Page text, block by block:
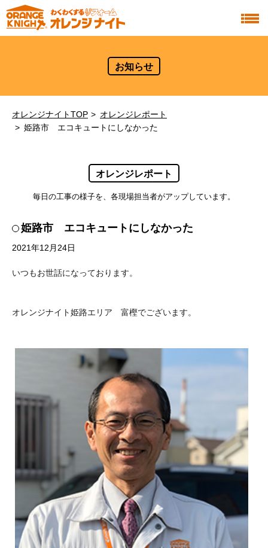
お知らせ
オレンジナイトTOP
オレンジレポート
姫路市 エコキュートにしなかった
オレンジレポート
毎日の工事の様子を、各現場担当者がアップしています。
姫路市 エコキュートにしなかった
2021年12月24日
いつもお世話になっております。
オレンジナイト姫路エリア 富樫でございます。